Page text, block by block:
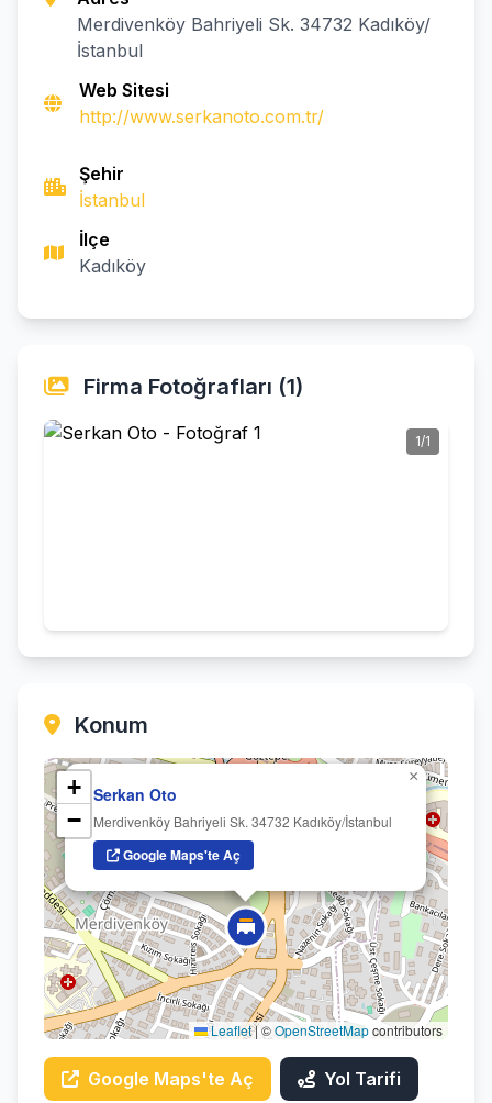
Merdivenköy Bahriyeli Sk. 34732 Kadıköy/
İstanbul
Web Sitesi
http://www.serkanoto.com.tr/
Şehir
İstanbul
İlçe
Kadıköy
Firma Fotoğrafları (1)
1/1
Konum
Serkan Oto
Merdivenköy Bahriyeli Sk. 34732 Kadıköy/İstanbul
Google Maps'te Aç
×
+
−
Leaflet|©OpenStreetMapcontributors
Google Maps'te Aç Yol Tarifi